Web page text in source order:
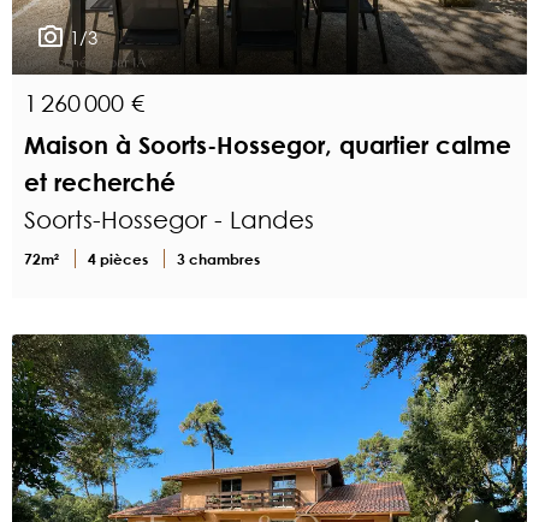
1/3
1 260 000 €
Maison à Soorts-Hossegor, quartier calme
et recherché
Soorts-Hossegor - Landes
72m² 4 pièces 3 chambres